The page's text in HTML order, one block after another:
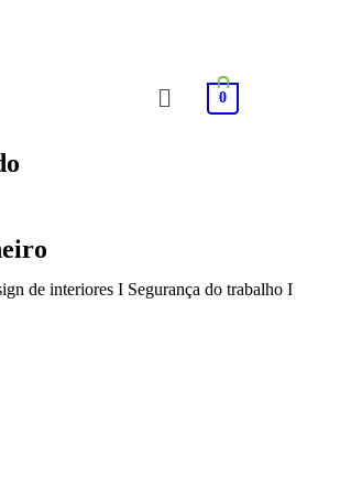
0
de interiores I Segurança do trabalho I